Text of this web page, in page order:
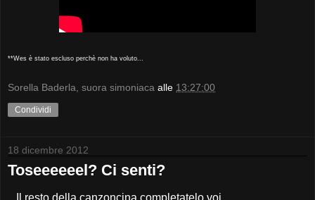
**Wes è stato escluso perchè non ha voluto...
Sorella Baderla, suora simoniaca alle 13:27:00
Condividi
18 dicembre 2012
Toseeeeeel? Ci senti?
.. Il resto della canzoncina completatelo voi.